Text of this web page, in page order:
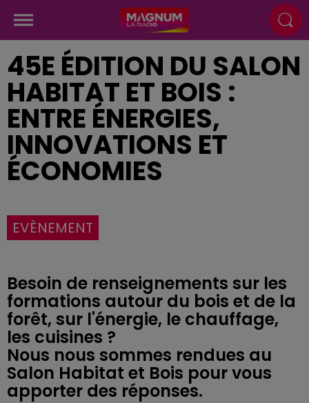
45E ÉDITION DU SALON
HABITAT ET BOIS :
ENTRE ÉNERGIES,
INNOVATIONS ET
ÉCONOMIES
EVÈNEMENT
Besoin de renseignements sur les
formations autour du bois et de la
forêt, sur l'énergie, le chauffage,
les cuisines ?
Nous nous sommes rendues au
Salon Habitat et Bois pour vous
apporter des réponses.